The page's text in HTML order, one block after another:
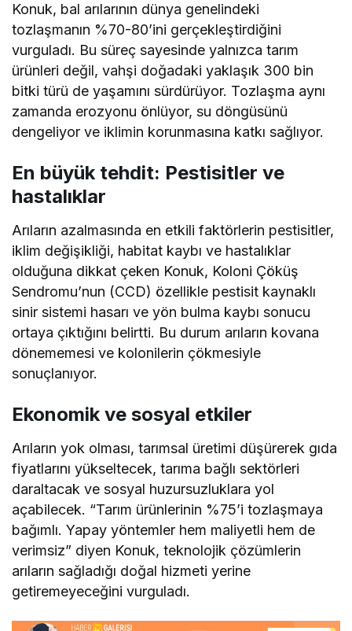
Konuk, bal arılarının dünya genelindeki
tozlaşmanın %70-80’ini gerçekleştirdiğini
vurguladı. Bu süreç sayesinde yalnızca tarım
ürünleri değil, vahşi doğadaki yaklaşık 300 bin
bitki türü de yaşamını sürdürüyor. Tozlaşma aynı
zamanda erozyonu önlüyor, su döngüsünü
dengeliyor ve iklimin korunmasına katkı sağlıyor.
En büyük tehdit: Pestisitler ve
hastalıklar
Arıların azalmasında en etkili faktörlerin pestisitler,
iklim değişikliği, habitat kaybı ve hastalıklar
olduğuna dikkat çeken Konuk, Koloni Çöküş
Sendromu’nun (CCD) özellikle pestisit kaynaklı
sinir sistemi hasarı ve yön bulma kaybı sonucu
ortaya çıktığını belirtti. Bu durum arıların kovana
dönememesi ve kolonilerin çökmesiyle
sonuçlanıyor.
Ekonomik ve sosyal etkiler
Arıların yok olması, tarımsal üretimi düşürerek gıda
fiyatlarını yükseltecek, tarıma bağlı sektörleri
daraltacak ve sosyal huzursuzluklara yol
açabilecek. “Tarım ürünlerinin %75’i tozlaşmaya
bağımlı. Yapay yöntemler hem maliyetli hem de
verimsiz” diyen Konuk, teknolojik çözümlerin
arıların sağladığı doğal hizmeti yerine
getiremeyeceğini vurguladı.